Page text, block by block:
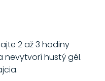
2 až 3 hodiny
nevytvorí hustý gél.